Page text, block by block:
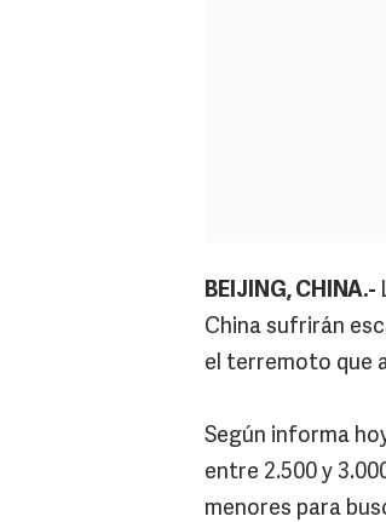
BEIJING, CHINA.-
China sufrirán
el terremoto que
Según informa
entre 2.500 y
menores para